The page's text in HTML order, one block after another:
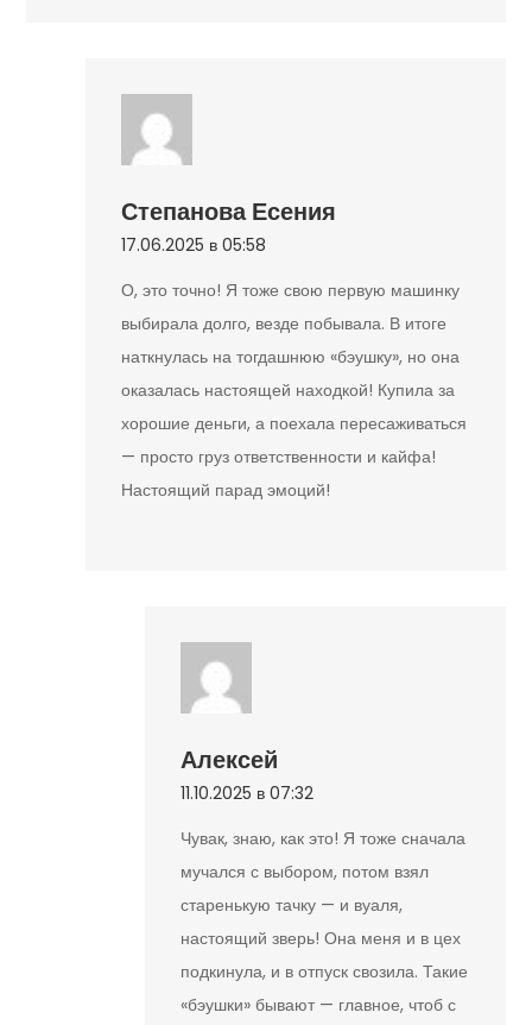
Степанова Есения
17.06.2025 в 05:58
О, это точно! Я тоже свою первую машинку
выбирала долго, везде побывала. В итоге
наткнулась на тогдашнюю «бэушку», но она
оказалась настоящей находкой! Купила за
хорошие деньги, а поехала пересаживаться
— просто груз ответственности и кайфа!
Настоящий парад эмоций!
Алексей
11.10.2025 в 07:32
Чувак, знаю, как это! Я тоже сначала
мучался с выбором, потом взял
старенькую тачку — и вуаля,
настоящий зверь! Она меня и в цех
подкинула, и в отпуск свозила. Такие
«бэушки» бывают — главное, чтоб с